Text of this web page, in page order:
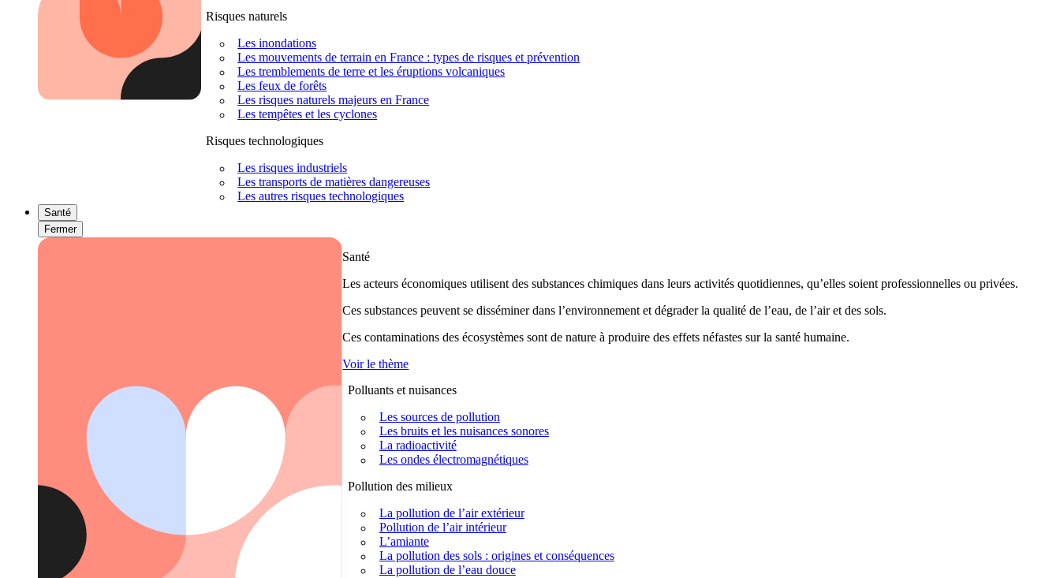
Risques naturels
Les inondations
Les mouvements de terrain en France : types de risques et prévention
Les tremblements de terre et les éruptions volcaniques
Les feux de forêts
Les risques naturels majeurs en France
Les tempêtes et les cyclones
Risques technologiques
Les risques industriels
Les transports de matières dangereuses
Les autres risques technologiques
Santé
Fermer
Santé
Les acteurs économiques utilisent des substances chimiques dans leurs activités quotidiennes, qu’elles soient professionnelles ou privées.
Ces substances peuvent se disséminer dans l’environnement et dégrader la qualité de l’eau, de l’air et des sols.
Ces contaminations des écosystèmes sont de nature à produire des effets néfastes sur la santé humaine.
Voir le thème
Polluants et nuisances
Les sources de pollution
Les bruits et les nuisances sonores
La radioactivité
Les ondes électromagnétiques
Pollution des milieux
La pollution de l’air extérieur
Pollution de l’air intérieur
L’amiante
La pollution des sols : origines et conséquences
La pollution de l’eau douce